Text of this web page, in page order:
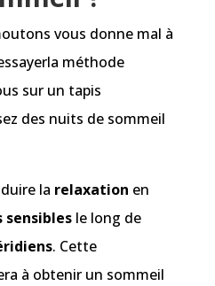
vous donne mal à
méthode
sur un tapis
des nuits de sommeil
la relaxation en
le long de
. Cette
à obtenir un sommeil